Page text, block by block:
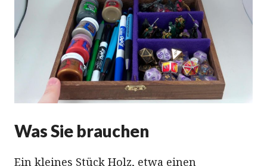
Was Sie brauchen
Ein kleines Stück Holz, etwa einen